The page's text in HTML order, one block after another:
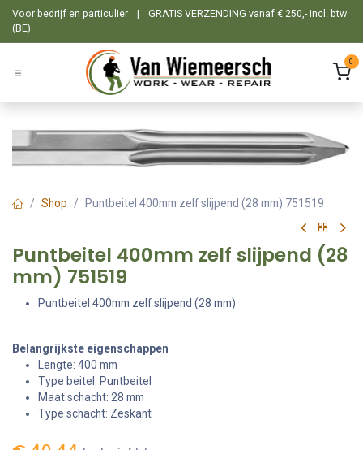
Overslaan naar inhoud
Voor bedrijf en particulier |
GRATIS VERZENDING vanaf € 250,- incl. btw
(BE)
0
Shop Puntbeitel 400mm zelf slijpend (28 mm) 751519
Puntbeitel 400mm zelf slijpend (28
mm) 751519
Puntbeitel 400mm zelf slijpend (28 mm)
Belangrijkste eigenschappen
Lengte: 400 mm
Type beitel: Puntbeitel
Maat schacht: 28 mm
Type schacht: Zeskant